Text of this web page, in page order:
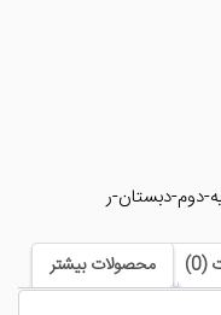
دوم-دبستان-ر
(0) محصولات بیشتر